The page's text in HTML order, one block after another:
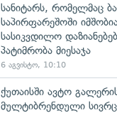
სანიტარს, რომელმაც
საპირფარეშოში
სასიკვდილო
პატიმრობა მიესაჯა
6 აგვისტო, 10:10
ქუთაისში ავტო
მულტიბრენდული